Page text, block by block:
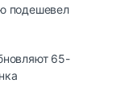
подешевел
65-